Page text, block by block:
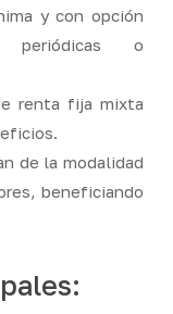
y con opción
periódicas o
renta fija mixta
de la modalidad
beneficiando